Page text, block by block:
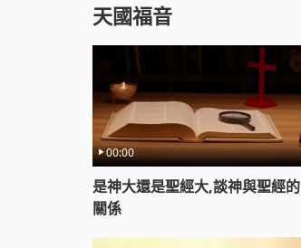
天國福音
00:00
是神大還是聖經大,談神與聖經的
關係